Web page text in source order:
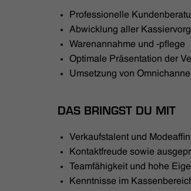
Professionelle
Abwicklung aller
Warenannahme und -pflege
Optimale Präsentation der
Umsetzung von
DAS BRINGST DU MIT
Verkaufstalent und
Kontaktfreude sowie
Teamfähigkeit und hohe
Kenntnisse im